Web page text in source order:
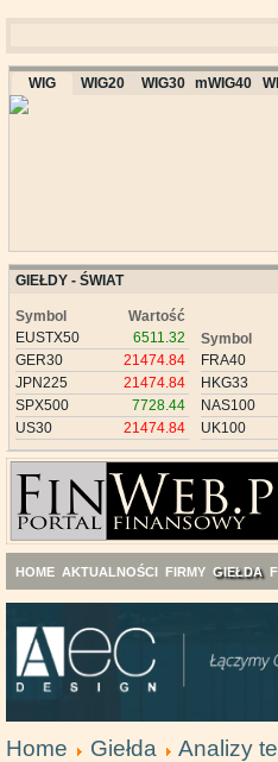
WIG WIG20 WIG30 mWIG40
GIEŁDY - ŚWIAT
Symbol
Wartość
EUSTX50
6511.32
GER30
21474.84
JPN225
21474.84
SPX500
7728.44
US30
21474.84
Symbol
FRA40
HKG33
NAS100
UK100
HOME AKTUALNOŚCI FIRMY GIEŁDA
Home Giełda Analizy